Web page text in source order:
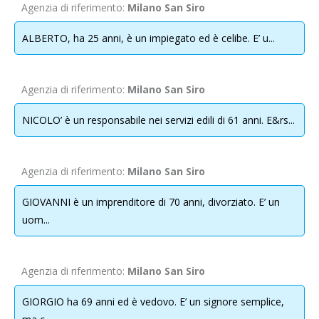
nominativo, dell’indirizzo mail del mittente necessario per rispondere
alle richieste nonché di tutti gli altri dati personali inseriti ai quali
potranno accedere, solo per fini di manutenzione/ aggiornamento la
responsabili/ contitolari.
I dati raccolti verranno trattati con le seguenti finalità: rispondere alle
al sito web come aderenti/utenti o relative al servizio fornito; per fini
mercato e statistiche, per attività promozionali, pubblicitarie e di
marketing relative al servizio stesso.
3. Categorie di destinatari
di legge e contrattuali, tutti i dati raccolti e elaborati potranno essere
Agenzia di riferimento: Milano San Siro
ALBERTO, ha 25 anni, è un impiegato ed è celibe. E’ u...
Agenzia di riferimento: Milano San Siro
NICOLO’ è un responsabile nei servizi edili di 61 anni. E&rs...
Agenzia di riferimento: Milano San Siro
GIOVANNI è un imprenditore di 70 anni, divorziato. E’ un
uom...
Agenzia di riferimento: Milano San Siro
GIORGIO ha 69 anni ed è vedovo. E’ un signore semplice,